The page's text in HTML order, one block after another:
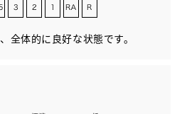
全体的に良好な状態です。